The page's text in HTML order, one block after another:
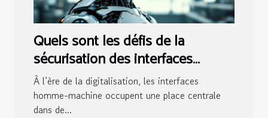
Quels sont les défis de la
sécurisation des interfaces
homme-machine ?
À l’ère de la digitalisation, les interfaces
homme-machine occupent une place centrale
dans de...